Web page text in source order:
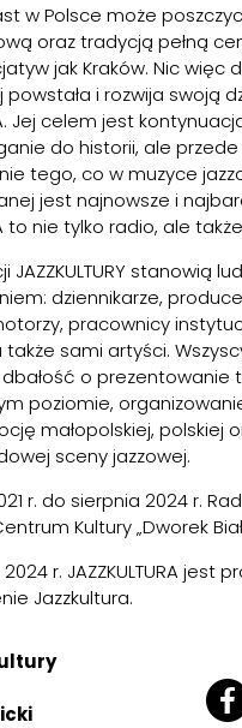
w Polsce może
oraz tradycją pełną
jak Kraków. Nic więc
powstała i rozwija swoją
Jej celem jest
do historii, ale przede
tego, co w muzyce
jest najnowsze i
to nie tylko radio, ale
JAZZKULTURY stanowią
dziennikarze,
pracownicy
sami artyści.
o prezentowanie
poziomie,
małopolskiej, polskiej
sceny jazzowej.
r. do sierpnia 2024 r.
Kultury „Dworek
r. JAZZKULTURA jest
Jazzkultura.